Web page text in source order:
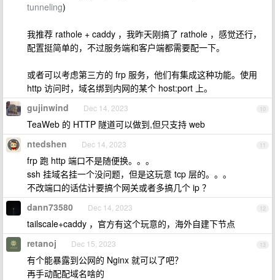
tunneling)
我推荐 rathole + caddy ，我昨天刚搞了 rathole ，感觉还行，
配置挺简单的，不过服务端和客户端都需要配一下。
或者可以考虑第三方的 frp 服务，他们有集成这种功能。使用
http 访问时，域名绑到内网的某个 host:port 上。
10
gujinwind Dec 14, 2023
TeaWeb 的 HTTP 隧道可以做到,但只支持 web
11
ntedshen Dec 14, 2023
frp 跑 http 端口不是随便换。。。
ssh 挂域名挂一个没问题，但是这玩意 tcp 层的。。。
不改端口的话估计要搞个网关或者多搞几个 ip ？
12
dann73580 Dec 14, 2023
tailscale+caddy ，官方有这个玩意的，海外自建下节点
13
retanoj Dec 15, 2023
有个能暴露到公网的 Nginx 就可以了吧？
再手动配配域名啥的